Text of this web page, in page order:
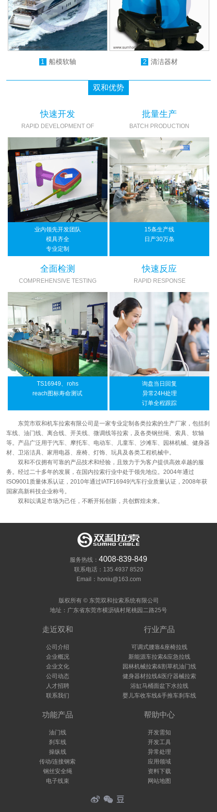
1 船模软轴 2 清洁器材
双和优势
快速开发
RAPID DEVELOPMENT OF
业内领先开发团队
模具齐全
专业定制
批量生产
BATCH PRODUCTION
15条生产线
日产30万条
全面检测
COMPREHENSIVE TESTING
TS16949、rohs
reach图标寿命测试
快速反应
RAPID RESPONSE
询盘当日回复
异常24H处理
订单全程跟踪
东莞市双和机车拉索有限公司是一家专业定制各类拉索的生产厂家，包括刹
车线、油门线、离合线、开关线、微调线等拉索，及各类钢丝绳、索具、软轴
等。产品广泛用于汽车、摩托车、电动车、儿童车、沙滩车、园林机械、健身器
材、卫浴洁具、家用电器、座椅、灯饰、玩具及各类工程机械中。
双和不仅拥有可靠的产品技术和经验，且致力于为客户提供高效卓越的服
务。经过二十多年的发展，在国内拉索行业中处于领先地位。2004年通过
ISO9001质量体系认证，2010年通过IATF16949汽车行业质量认证，2008年获
国家高新科技企业称号。
双和以满足市场为己任，不断开拓创新，共创辉煌未来。
服务热线： 4008-839-849
联系电话：135 4937 8520
Email：honiu@163.com
版权所有 © 东莞双和拉索系统有限公司
地址：广东省东莞市横沥镇村尾桃园二路25号
走近双和
公司介绍
企业概况
企业文化
公司动态
人才招聘
联系我们
行业产品
可调式腰靠&座椅拉线
新能源车拉索&应急拉线
园林机械拉索&割草机油门线
健身器材拉线&医疗器械拉索
浴缸马桶面盆下水拉线
婴儿车收车线&手推车刹车线
功能产品
油门线
刹车线
操纵线
传动/连接钢索
钢丝安全绳
电子线束
帮助中心
开发需知
开发工具
异常处理
应用领域
资料下载
网站地图